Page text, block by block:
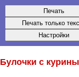
Булочки с